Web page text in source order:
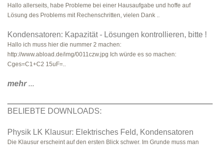
Hallo allerseits, habe Probleme bei einer Hausaufgabe und hoffe auf
Lösung des Problems mit Rechenschritten, vielen Dank ..
Kondensatoren: Kapazität - Lösungen kontrollieren, bitte !
Hallo ich muss hier die nummer 2 machen:
http://www.abload.de/img/0011czw.jpg Ich würde es so machen:
Cges=C1+C2 15uF=..
mehr...
BELIEBTE DOWNLOADS:
Physik LK Klausur: Elektrisches Feld, Kondensatoren
Die Klausur erscheint auf den ersten Blick schwer. Im Grunde muss man